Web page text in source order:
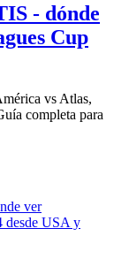
- dónde
Cup
vs Atlas,
completa para